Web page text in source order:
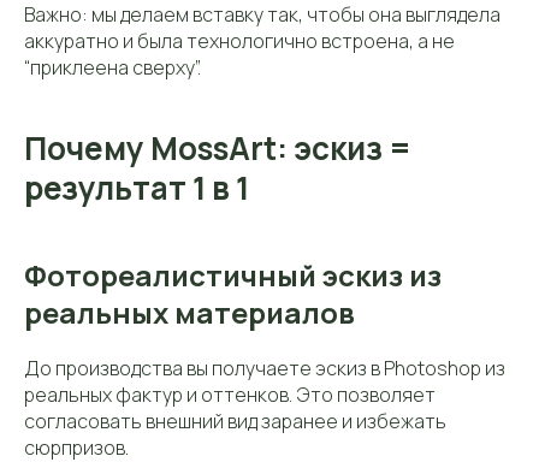
Важно: мы делаем вставку так, чтобы она выглядела
аккуратно и была технологично встроена, а не
“приклеена сверху”.
Почему MossArt: эскиз =
результат 1 в 1
Фотореалистичный эскиз из
реальных материалов
До производства вы получаете эскиз в Photoshop из
реальных фактур и оттенков. Это позволяет
согласовать внешний вид заранее и избежать
сюрпризов.